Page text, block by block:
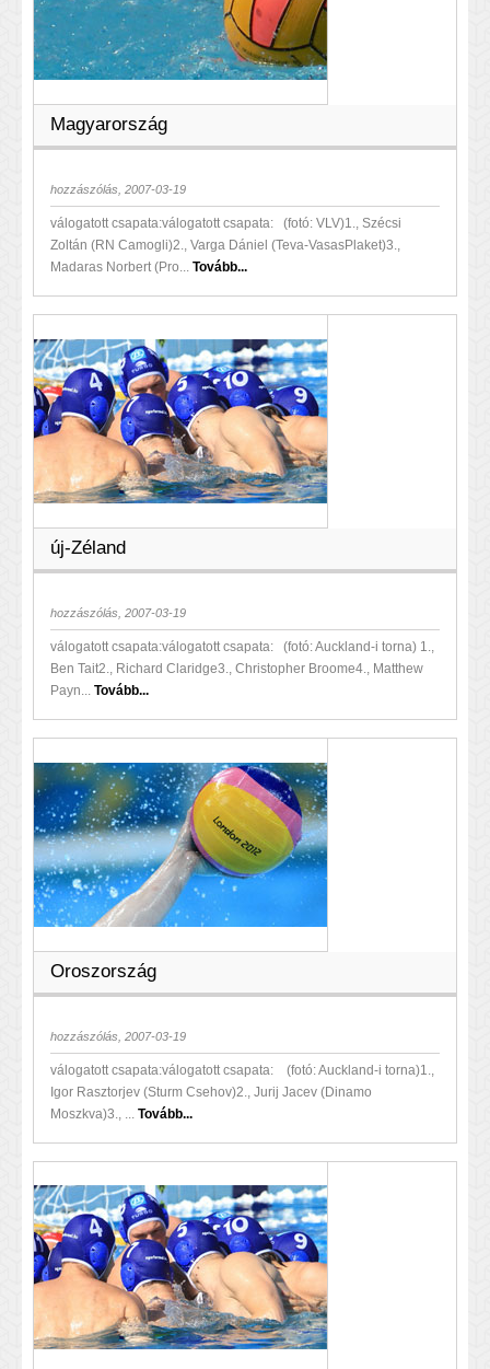
Magyarország
hozzászólás, 2007-03-19
válogatott csapata:válogatott csapata: (fotó: VLV)1., Szécsi
Zoltán (RN Camogli)2., Varga Dániel (Teva-VasasPlaket)3.,
Madaras Norbert (Pro... Tovább...
új-Zéland
hozzászólás, 2007-03-19
válogatott csapata:válogatott csapata: (fotó: Auckland-i torna) 1.,
Ben Tait2., Richard Claridge3., Christopher Broome4., Matthew
Payn... Tovább...
Oroszország
hozzászólás, 2007-03-19
válogatott csapata:válogatott csapata: (fotó: Auckland-i torna)1.,
Igor Rasztorjev (Sturm Csehov)2., Jurij Jacev (Dinamo
Moszkva)3., ... Tovább...